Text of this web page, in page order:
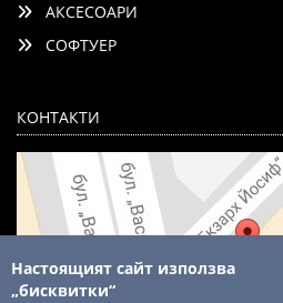
АКСЕСОАРИ
СОФТУЕР
КОНТАКТИ
Настоящият сайт използва
„бисквитки“